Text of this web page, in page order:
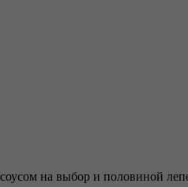
на выбор и половиной